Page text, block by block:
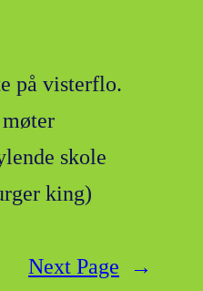
på visterflo.
skole
king)
Next Page
→